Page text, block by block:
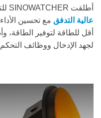
أطلقت SINOWATCHER للتو سلسلة جديدة
عالية التدفق مع تحسين
أقل للطاقة لتوفير الطاقة،
لجهد الإدخال ووظائف التحكم